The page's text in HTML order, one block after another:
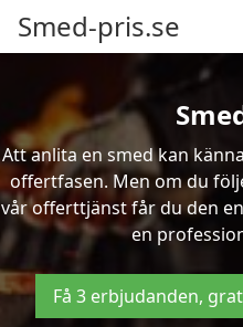
Smed-pris.se
Att anlita en smed kan
offertfasen. Men om du
vår offerttjänst får du den
en
Få 3 erbjudanden,